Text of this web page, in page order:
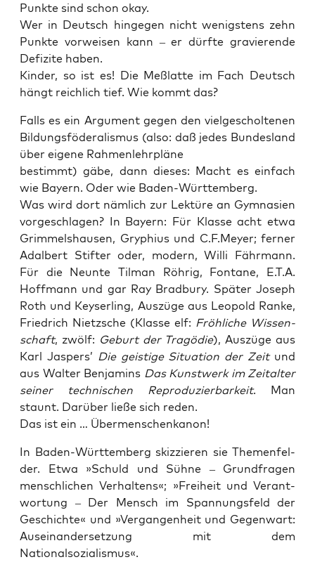
Punk­te sind schon okay.
Wer in Deutsch hin­ge­gen nicht wenigs­tens zehn
Punk­te vor­wei­sen kann – er dürf­te gra­vie­ren­de
Defi­zi­te haben.
Kin­der, so ist es! Die Meß­lat­te im Fach Deutsch
hängt reich­lich tief. Wie kommt das?
Falls es ein Argu­ment gegen den viel­ge­schol­te­nen
Bil­dungs­fö­de­ra­lis­mus (also: daß jedes Bun­des­land
über eige­ne Rahmenlehrpläne
bestimmt) gäbe, dann die­ses: Macht es ein­fach
wie Bay­ern. Oder wie Baden-Württemberg.
Was wird dort näm­lich zur Lek­tü­re an Gym­na­si­en
vor­ge­schla­gen? In Bay­ern: Für Klas­se acht etwa
Grim­mels­hau­sen, Gry­phi­us und C.F.Meyer; fer­ner
Adal­bert Stif­ter oder, modern, Wil­li Fähr­mann.
Für die Neun­te Til­man Röh­rig, Fon­ta­ne, E.T.A.
Hoff­mann und gar Ray Brad­bu­ry. Spä­ter Joseph
Roth und Key­ser­ling, Aus­zü­ge aus Leo­pold Ran­ke,
Fried­rich Nietz­sche (Klas­se elf: Fröh­li­che Wis­sen­
schaft, zwölf: Geburt der Tra­gö­die), Aus­zü­ge aus
Karl Jas­pers’ Die geis­ti­ge Situa­ti­on der Zeitund
aus Wal­ter Ben­ja­mins Das Kunst­werk im Zeit­al­ter
sei­ner tech­ni­schen Repro­du­zier­bar­keit. Man
staunt. Dar­über lie­ße sich reden.
Das ist ein … Übermenschenkanon!
In Baden-Würt­tem­berg skiz­zie­ren sie The­men­fel­
der. Etwa »Schuld und Süh­ne – Grund­fra­gen
mensch­li­chen Ver­hal­tens«; »Frei­heit und Ver­ant­
wor­tung – Der Mensch im Span­nungs­feld der
Geschich­te« und »Ver­gan­gen­heit und Gegen­wart:
Aus­ein­an­der­set­zung mit dem
Nationalsozialismus«.